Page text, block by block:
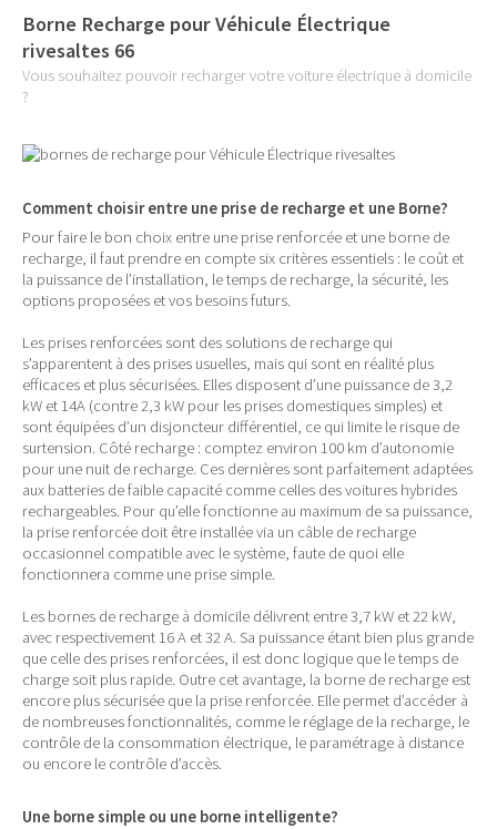
Borne Recharge pour Véhicule Électrique
rivesaltes 66
Vous souhaitez pouvoir recharger votre voiture électrique à domicile
?
Comment choisir entre une prise de recharge et une Borne?
Pour faire le bon choix entre une prise renforcée et une borne de
recharge, il faut prendre en compte six critères essentiels : le coût et
la puissance de l’installation, le temps de recharge, la sécurité, les
options proposées et vos besoins futurs.
Les prises renforcées sont des solutions de recharge qui
s’apparentent à des prises usuelles, mais qui sont en réalité plus
efficaces et plus sécurisées. Elles disposent d’une puissance de 3,2
kW et 14A (contre 2,3 kW pour les prises domestiques simples) et
sont équipées d’un disjoncteur différentiel, ce qui limite le risque de
surtension. Côté recharge : comptez environ 100 km d’autonomie
pour une nuit de recharge. Ces dernières sont parfaitement adaptées
aux batteries de faible capacité comme celles des voitures hybrides
rechargeables. Pour qu’elle fonctionne au maximum de sa puissance,
la prise renforcée doit être installée via un câble de recharge
occasionnel compatible avec le système, faute de quoi elle
fonctionnera comme une prise simple.
Les bornes de recharge à domicile délivrent entre 3,7 kW et 22 kW,
avec respectivement 16 A et 32 A. Sa puissance étant bien plus grande
que celle des prises renforcées, il est donc logique que le temps de
charge soit plus rapide. Outre cet avantage, la borne de recharge est
encore plus sécurisée que la prise renforcée. Elle permet d’accéder à
de nombreuses fonctionnalités, comme le réglage de la recharge, le
contrôle de la consommation électrique, le paramétrage à distance
ou encore le contrôle d’accès.
Une borne simple ou une borne intelligente?